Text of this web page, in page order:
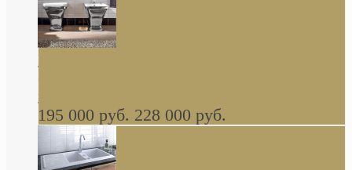
Butterfly Scarabeo КОМПЛЕКТ санфаянса
глянцевая платина В НАЛИЧИИ
195 000 руб. 228 000 руб.